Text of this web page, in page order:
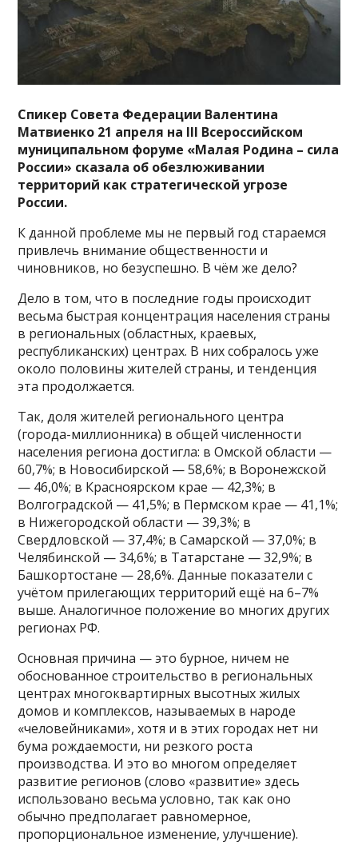
Спикер Совета Федерации Валентина
Матвиенко 21 апреля на III Всероссийском
муниципальном форуме «Малая Родина – сила
России» сказала об обезлюживании
территорий как стратегической угрозе
России.
К данной проблеме мы не первый год стараемся
привлечь внимание общественности и
чиновников, но безуспешно. В чём же дело?
Дело в том, что в последние годы происходит
весьма быстрая концентрация населения страны
в региональных (областных, краевых,
республиканских) центрах. В них собралось уже
около половины жителей страны, и тенденция
эта продолжается.
Так, доля жителей регионального центра
(города-миллионника) в общей численности
населения региона достигла: в Омской области —
60,7%; в Новосибирской — 58,6%; в Воронежской
— 46,0%; в Красноярском крае — 42,3%; в
Волгоградской — 41,5%; в Пермском крае — 41,1%;
в Нижегородской области — 39,3%; в
Свердловской — 37,4%; в Самарской — 37,0%; в
Челябинской — 34,6%; в Татарстане — 32,9%; в
Башкортостане — 28,6%. Данные показатели с
учётом прилегающих территорий ещё на 6–7%
выше. Аналогичное положение во многих других
регионах РФ.
Основная причина — это бурное, ничем не
обоснованное строительство в региональных
центрах многоквартирных высотных жилых
домов и комплексов, называемых в народе
«человейниками», хотя и в этих городах нет ни
бума рождаемости, ни резкого роста
производства. И это во многом определяет
развитие регионов (слово «развитие» здесь
использовано весьма условно, так как оно
обычно предполагает равномерное,
пропорциональное изменение, улучшение).